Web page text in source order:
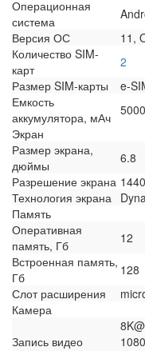
Операционная
система
Версия ОС
11,
Количество SIM-
карт
2
Размер SIM-карты
e-
Емкость
аккумулятора, мАч 5000
Экран
Размер экрана,
дюймы
6.8
Разрешение экрана
Технология экрана
Память
Оперативная
память, Гб
12
Встроенная память,
Гб
128
Слот расширения
Камера
Запись видео